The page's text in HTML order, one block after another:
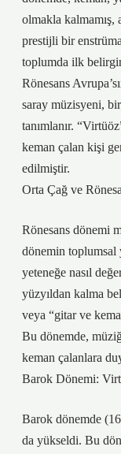
olmakla kalmamış,
prestijli bir
toplumda ilk
Rönesans
saray müzisyeni,
tanımlanır.
keman çalan kişi
edilmiştir.
Orta Çağ ve
Rönesans dönemi
dönemin toplumsal
yeteneğe nasıl
yüzyıldan kalma
veya “gitar ve
Bu dönemde,
keman çalanlara
Barok Dönemi:
Barok dönemde
da yükseldi. Bu